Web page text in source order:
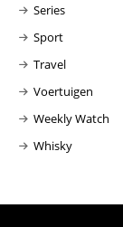
Series
Sport
Travel
Voertuigen
Weekly Watch
Whisky